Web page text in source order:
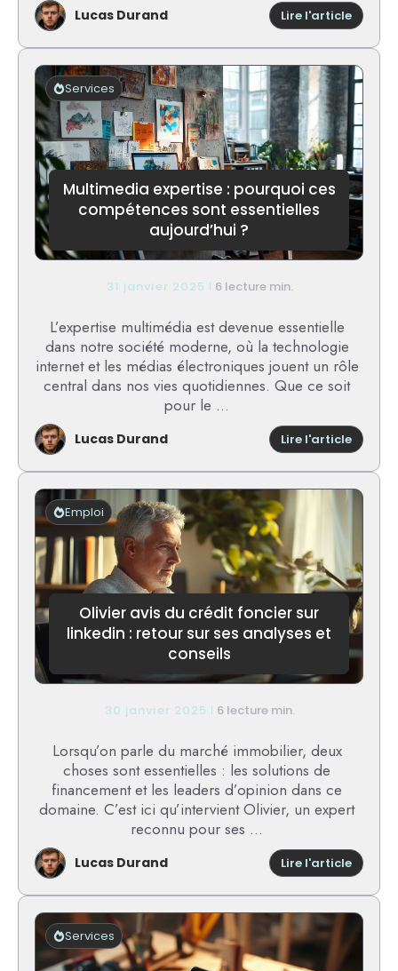
Lucas Durand Lire l'article:
aix
ynov
de
son
et
de
la
qualité
de
Multimedia expertise : pourquoi ces
compétences sont essentielles
aujourd’hui ?
Services
31 janvier 2025 6 lecture min.
L’expertise multimédia est devenue essentielle
dans notre société moderne, où la technologie
internet et les médias électroniques jouent un rôle
central dans nos vies quotidiennes. Que ce soit
pour le ...
Lucas Durand Lire l'article:
:
?
Olivier avis du crédit foncier sur
linkedin : retour sur ses analyses et
conseils
Emploi
30 janvier 2025 6 lecture min.
Lorsqu’on parle du marché immobilier, deux
choses sont essentielles : les solutions de
financement et les leaders d’opinion dans ce
domaine. C’est ici qu’intervient Olivier, un expert
reconnu pour ses ...
Lucas Durand Lire l'article:
Olivier
avis
du
foncier
Services